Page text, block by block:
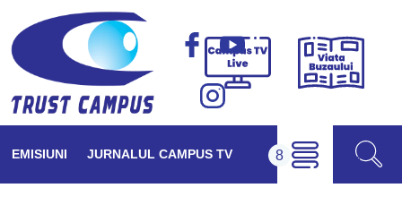
Campus
Viața
EMISIUNI JURNALUL CAMPUS TV